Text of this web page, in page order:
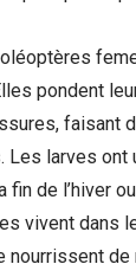
pondent
faisant
larves ont
fin de l’hiver
vivent dans
nourrissent